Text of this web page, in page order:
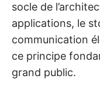
socle de
applications, le
communication
ce principe
grand public.